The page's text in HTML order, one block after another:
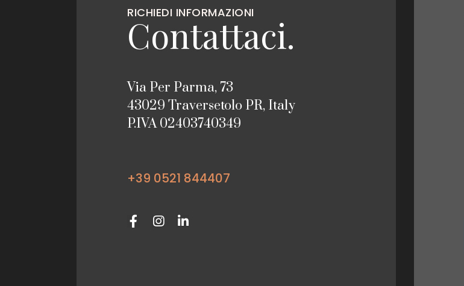
RICHIEDI INFORMAZIONI
Contattaci.
Via Per Parma, 73
43029 Traversetolo PR, Italy
P.IVA 02403740349
+39 0521 844407